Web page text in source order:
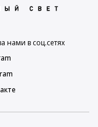
нами в соц.сетях